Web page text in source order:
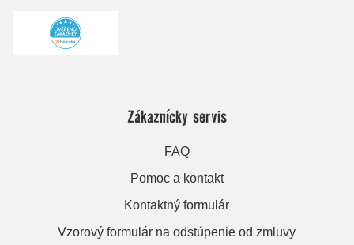
Zákaznícky servis
FAQ
Pomoc a kontakt
Kontaktný formulár
Vzorový formulár na odstúpenie od zmluvy